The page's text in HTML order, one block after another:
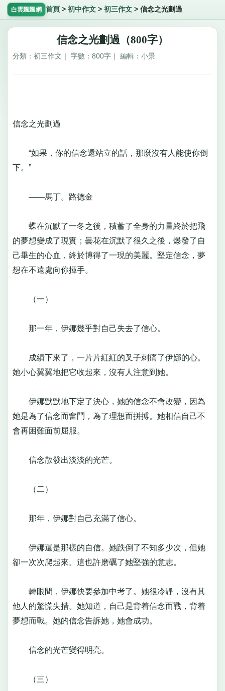
白雲飄飄網 首頁 > 初中作文> 初三作文> 信念之光劃過
信念之光劃過（800字）
分類：初三作文｜ 字數：800字｜ 編輯：小景
信念之光劃過
“如果，你的信念還站立的話，那麼沒有人能使你倒
下。”
——馬丁。路德金
蝶在沉默了一冬之後，積蓄了全身的力量終於把飛
的夢想變成了現實；曇花在沉默了很久之後，爆發了自
己畢生的心血，終於博得了一現的美麗。堅定信念，夢
想在不遠處向你揮手。
（一）
那一年，伊娜幾乎對自己失去了信心。
成績下來了，一片片紅紅的叉子刺痛了伊娜的心。
她小心翼翼地把它收起來，沒有人注意到她。
伊娜默默地下定了決心，她的信念不會改變，因為
她是為了信念而奮鬥，為了理想而拼搏。她相信自己不
會再困難面前屈服。
信念散發出淡淡的光芒。
（二）
那年，伊娜對自己充滿了信心。
伊娜還是那樣的自信。她跌倒了不知多少次，但她
卻一次次爬起來。這也許磨礪了她堅強的意志。
轉眼間，伊娜快要參加中考了。她很冷靜，沒有其
他人的驚慌失措。她知道，自己是背着信念而戰，背着
夢想而戰。她的信念告訴她，她會成功。
信念的光芒變得明亮。
（三）